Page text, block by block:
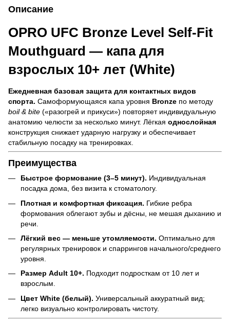
Описание
OPRO UFC Bronze Level Self-Fit
Mouthguard — капа для
взрослых 10+ лет (White)
Ежедневная базовая защита для контактных видов
спорта. Самоформующаяся капа уровня Bronze по методу
boil & bite («разогрей и прикуси») повторяет индивидуальную
анатомию челюсти за несколько минут. Лёгкая однослойная
конструкция снижает ударную нагрузку и обеспечивает
стабильную посадку на тренировках.
Преимущества
Быстрое формование (3–5 минут). Индивидуальная
посадка дома, без визита к стоматологу.
Плотная и комфортная фиксация. Гибкие ребра
формования облегают зубы и дёсны, не мешая дыханию и
речи.
Лёгкий вес — меньше утомляемости. Оптимально для
регулярных тренировок и спаррингов начального/среднего
уровня.
Размер Adult 10+. Подходит подросткам от 10 лет и
взрослым.
Цвет White (белый). Универсальный аккуратный вид;
легко визуально контролировать чистоту.